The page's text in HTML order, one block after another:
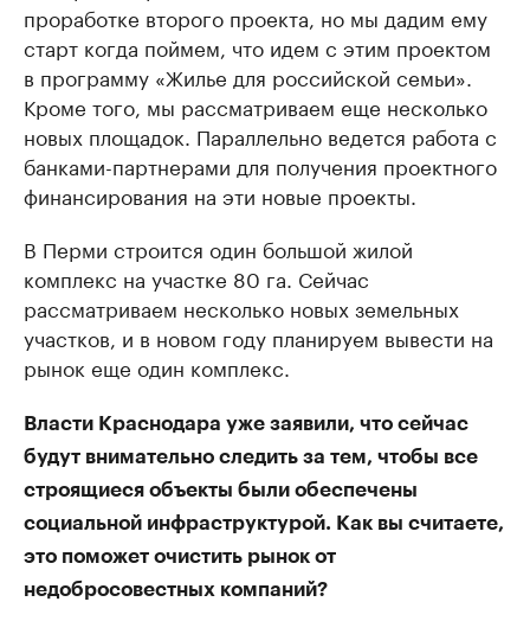
проработке второго проекта, но мы дадим ему
старт когда поймем, что идем с этим проектом
в программу «Жилье для российской семьи».
Кроме того, мы рассматриваем еще несколько
новых площадок. Параллельно ведется работа с
банками-партнерами для получения проектного
финансирования на эти новые проекты.
В Перми строится один большой жилой
комплекс на участке 80 га. Сейчас
рассматриваем несколько новых земельных
участков, и в новом году планируем вывести на
рынок еще один комплекс.
Власти Краснодара уже заявили, что сейчас
будут внимательно следить за тем, чтобы все
строящиеся объекты были обеспечены
социальной инфраструктурой. Как вы считаете,
это поможет очистить рынок от
недобросовестных компаний?